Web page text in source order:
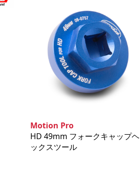
Motion Pro
HD 49mm フォークキャップヘ
ックスツール